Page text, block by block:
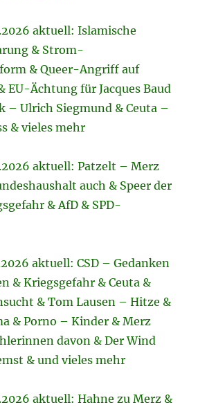
aktuell: Islamische
& Strom-
& Queer-Angriff auf
EU-Ächtung für Jacques Baud
– Ulrich Siegmund & Ceuta –
& vieles mehr
aktuell: Patzelt – Merz
auch & Speer der
& AfD & SPD-
aktuell: CSD – Gedanken
& Kriegsgefahr & Ceuta &
& Tom Lausen – Hitze &
& Porno – Kinder & Merz
davon & Der Wind
& und vieles mehr
aktuell: Hahne zu Merz &